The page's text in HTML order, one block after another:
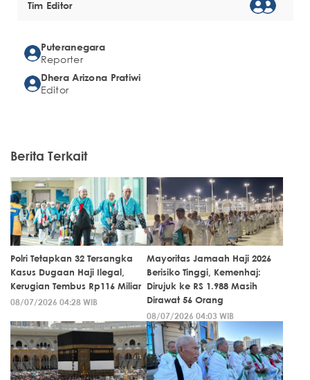
Tim Editor
Puteranegara
Reporter
Dhera Arizona Pratiwi
Editor
Berita Terkait
Polri Tetapkan 32 Tersangka
Kasus Dugaan Haji Ilegal,
Kerugian Tembus Rp116 Miliar
08/07/2026 04:28 WIB
Mayoritas Jamaah Haji 2026
Berisiko Tinggi, Kemenhaj:
Dirujuk ke RS 1.988 Masih
Dirawat 56 Orang
08/07/2026 04:03 WIB